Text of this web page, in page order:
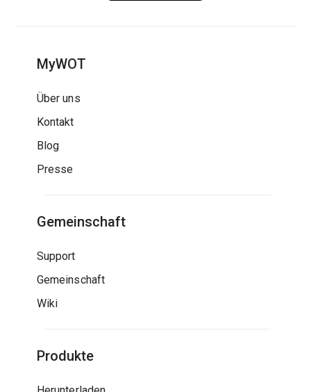
MyWOT
Über uns
Kontakt
Blog
Presse
Gemeinschaft
Support
Gemeinschaft
Wiki
Produkte